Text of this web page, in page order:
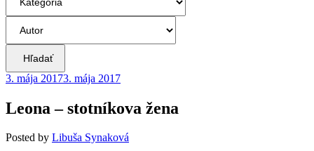
Hľadať
3. mája 20173. mája 2017
Leona – stotníkova žena
Posted by Libuša Synaková